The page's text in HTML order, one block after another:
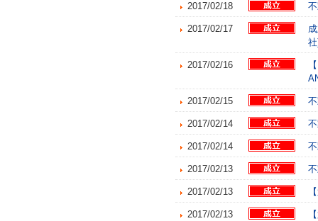
2017/02/18
2017/02/17
2017/02/16
2017/02/15
2017/02/14
2017/02/14
2017/02/13
2017/02/13
2017/02/13